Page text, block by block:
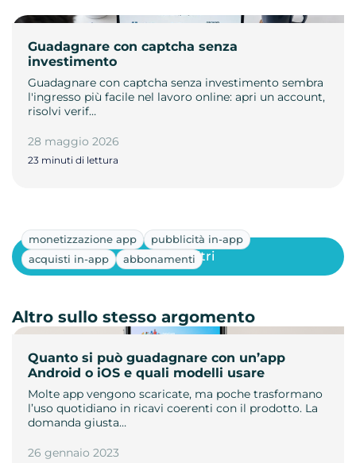
Guadagnare con captcha senza
investimento
Guadagnare con captcha senza investimento sembra
l'ingresso più facile nel lavoro online: apri un account,
risolvi verif…
28 maggio 2026
23 minuti di lettura
monetizzazione app
pubblicità in-app
acquisti in-app
abbonamenti
Quanto si può guadagnare con un’app
Android o iOS e quali modelli usare
Molte app vengono scaricate, ma poche trasformano
l’uso quotidiano in ricavi coerenti con il prodotto. La
domanda giusta…
26 gennaio 2023
Mostra altri
Altro sullo stesso argomento